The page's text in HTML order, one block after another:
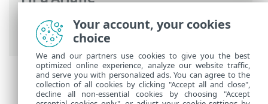
Aide en ligne d'ESET>ESET Mail Security
Démarrer
Your account, your cookies
choice
We and our partners use cookies to give you the best
optimized online experience, analyze our website traffic,
and serve you with personalized ads. You can agree to the
collection of all cookies by clicking "Accept all and close",
decline all non-essential cookies by choosing "Accept